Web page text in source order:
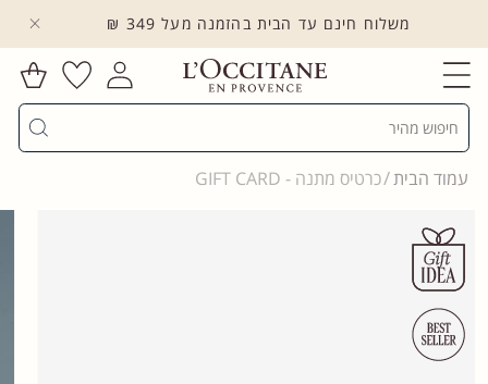
לדלג לתוכןמשלוח חינם עד הבית בהזמנה מעל 349 ₪
חיפוש
התחברותשלי
עגלת
קניות
עמוד הבית כרטיס מתנה - GIFT CARD
לדלג למידע על
המוצר